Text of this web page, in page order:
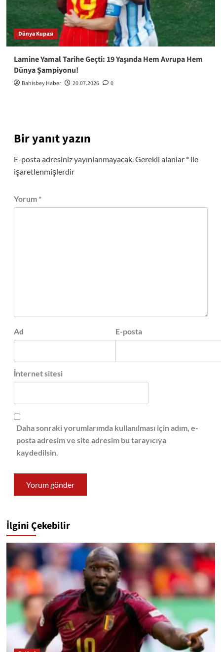
Dünya Kupası
Lamine Yamal Tarihe Geçti: 19 Yaşında Hem Avrupa Hem
Dünya Şampiyonu!
Bahisbey Haber 20.07.2026 0
Bir yanıt yazın
E-posta adresiniz yayınlanmayacak.Gerekli alanlar *ile
işaretlenmişlerdir
Yorum *
Ad E-posta
İnternet sitesi
Daha sonraki yorumlarımda kullanılması için adım, e-
posta adresim ve site adresim bu tarayıcıya
kaydedilsin.
İlgini Çekebilir